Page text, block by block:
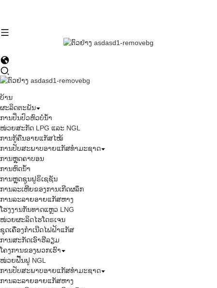
ບ້ານ
ຜະລິດຕະພັນ
ການປິ່ນປົວຫົວບໍ່ນ້ຳ
ໜ່ວຍສະກັດ LPG ແລະ NGL
ການກູ້ຄືນອາຍແກັສໄໝ້
ການປັບສະພາບອາຍແກັສທຳມະຊາດ
ການຫຼຸດຄາບອນ
ການຫົດນ້ຳ
ການຫຼຸດຊູນຟູຣິເຊຊັນ
ການລະເຫີຍຂອງການເກີດຜລຶກ
ການລະລາຍອາຍແກັສຫາງ
ໂຮງງານກັ່ນທາດແຫຼວ LNG
ໜ່ວຍຜະລິດໄຮໂດຣເຈນ
ຊຸດເຄື່ອງກຳເນີດໄຟຟ້າແກັສ
ການສະກັດເອົາຮີລຽມ
ໂຄງການຂອງພວກເຮົາ
ໜ່ວຍຟື້ນຟູ NGL
ການປັບສະພາບອາຍແກັສທຳມະຊາດ
ການລະລາຍອາຍແກັສຫາງ